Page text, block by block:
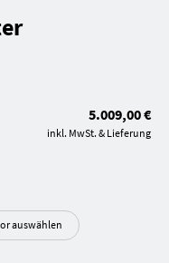
5.009,00 €
inkl. MwSt. & Lieferung
auswählen